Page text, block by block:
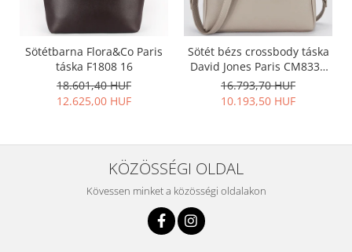
Sötétbarna Flora&Co Paris
táska F1808 16
18.601,40 HUF
12.625,00 HUF
Sötét bézs crossbody táska
David Jones Paris CM8330
15
16.793,70 HUF
10.193,50 HUF
KÖZÖSSÉGI OLDAL
Kövessen minket a közösségi oldalakon